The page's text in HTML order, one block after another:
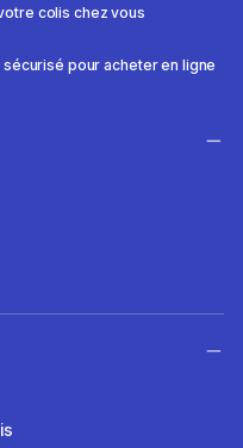
colis chez vous
pour acheter en ligne